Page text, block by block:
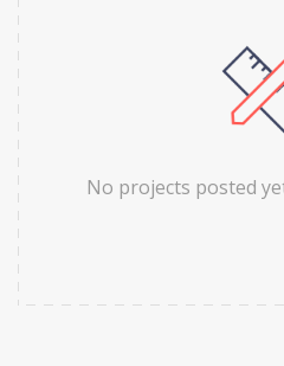
No projects posted